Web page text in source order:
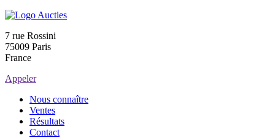
7 rue Rossini
75009 Paris
France
Appeler
Nous connaître
Ventes
Résultats
Contact